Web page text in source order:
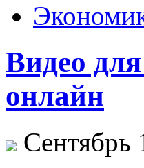
Видео
онлайн
Сентябрь